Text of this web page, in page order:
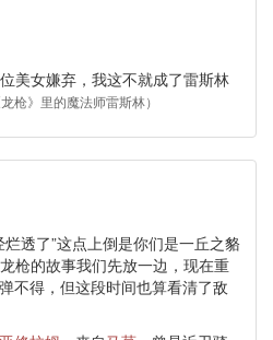
美女嫌弃，我这不就成了雷斯林
龙枪》里的魔法师雷斯林）
烂透了”这点上倒是你们是一丘之貉
枪的故事我们先放一边，现在重
不得，但这段时间也算看清了敌